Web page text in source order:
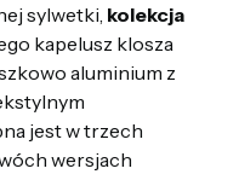
sylwetki, kolekcja
kapelusz klosza
aluminium z
jest w trzech
wersjach